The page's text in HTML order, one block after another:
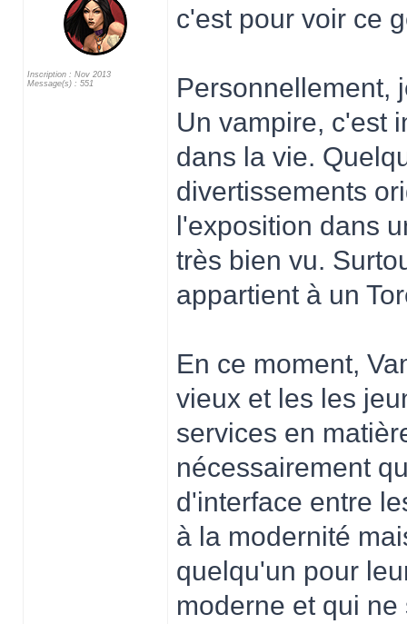
Inscription : Nov 2013
Message(s) : 551
c'est pour voir ce
Personnellement,
Un vampire, c'est
dans la vie.
divertissements
l'exposition dans
très bien vu.
appartient à un
En ce moment,
vieux et les les
services en
nécessairement
d'interface entre
à la modernité
quelqu'un pour
moderne et qui